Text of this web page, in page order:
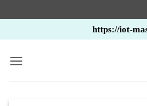
qua
nội
https://iot-